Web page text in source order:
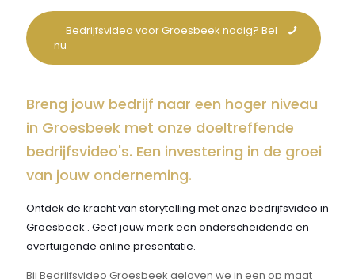
Bedrijfsvideo voor Groesbeek nodig? Bel
nu
Breng jouw bedrijf naar een hoger niveau
in Groesbeek met onze doeltreffende
bedrijfsvideo's. Een investering in de groei
van jouw onderneming.
Ontdek de kracht van storytelling met onze bedrijfsvideo in
Groesbeek . Geef jouw merk een onderscheidende en
overtuigende online presentatie.
Bij Bedrijfsvideo Groesbeek geloven we in een op maat